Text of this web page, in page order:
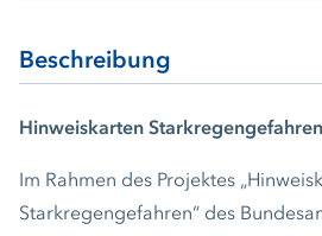
Beschreibung
Hinweiskarten Starkregengefahren
Im Rahmen des Projektes
Starkregengefahren“ des